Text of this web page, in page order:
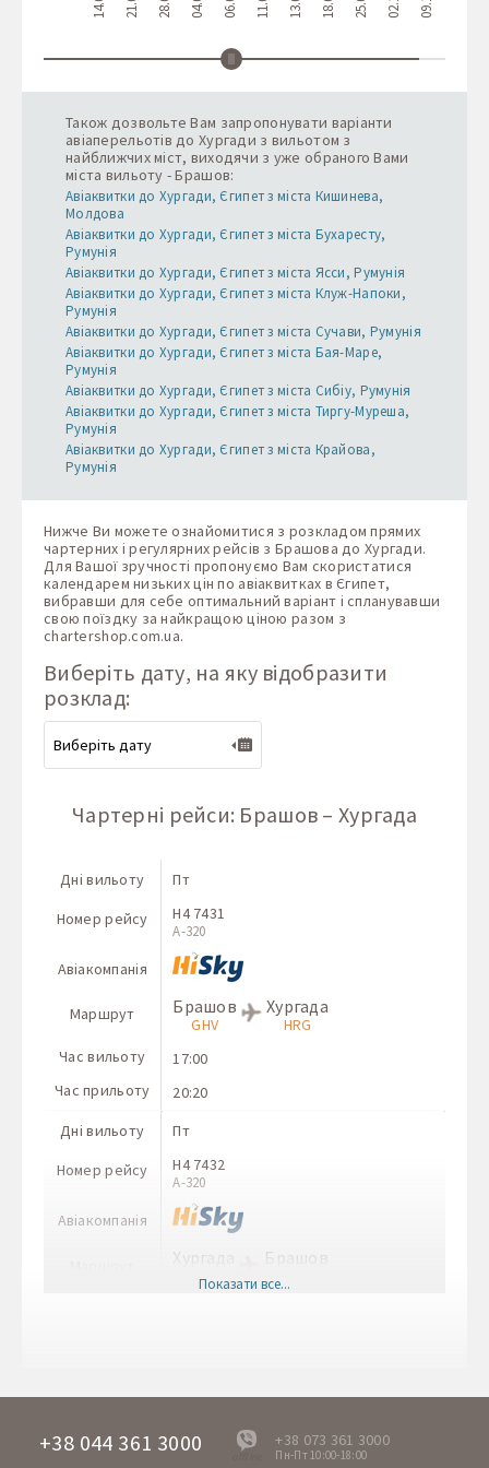
Також дозвольте Вам запропонувати варіанти
авіаперельотів до Хургади з вильотом з
найближчих міст, виходячи з уже обраного Вами
міста вильоту - Брашов:
Авіаквитки до Хургади, Єгипет з міста Кишинева,
Молдова
Авіаквитки до Хургади, Єгипет з міста Бухаресту,
Румунія
Авіаквитки до Хургади, Єгипет з міста Ясси, Румунія
Авіаквитки до Хургади, Єгипет з міста Клуж-Напоки,
Румунія
Авіаквитки до Хургади, Єгипет з міста Сучави, Румунія
Авіаквитки до Хургади, Єгипет з міста Бая-Маре,
Румунія
Авіаквитки до Хургади, Єгипет з міста Сибіу, Румунія
Авіаквитки до Хургади, Єгипет з міста Тиргу-Муреша,
Румунія
Авіаквитки до Хургади, Єгипет з міста Крайова,
Румунія
Нижче Ви можете ознайомитися з розкладом прямих
чартерних і регулярних рейсів з Брашова до Хургади.
Для Вашої зручності пропонуємо Вам скористатися
календарем низьких цін по авіаквитках в Єгипет,
вибравши для себе оптимальний варіант і спланувавши
свою поїздку за найкращою ціною разом з
chartershop.com.ua.
Виберіть дату, на яку відобразити
розклад:
Чартерні рейси: Брашов – Хургада
Дні вильоту
Номер рейсу
Авіакомпанія
Маршрут
Час вильоту
Час прильоту
Пт
H4 7431
A-320
Брашов
GHV
Хургада
HRG
17:00
20:20
Дні вильоту
Номер рейсу
Авіакомпанія
Пт
H4 7432
A-320
Хургада
HRG
Брашов
A-320
Показати все...
+38 044 361 3000
offline
+38 073 361 3000
Пн-Пт 10:00-18:00